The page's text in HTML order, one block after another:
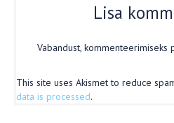
Lisa
Vabandust, kommenteerimiseks
This site uses Akismet to reduce
data is processed.